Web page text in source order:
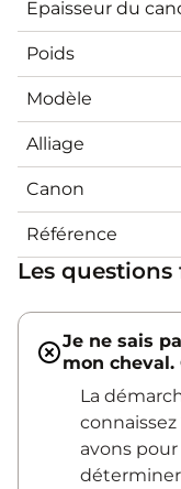
Epaisseur du
Poids
Modèle
Alliage
Canon
Référence
Les
Je ne sais
mon
La
avons